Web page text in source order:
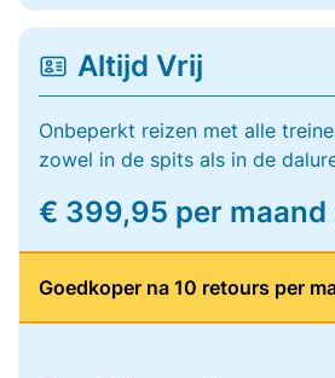
Altijd Vrij
Onbeperkt reizen met alle
zowel in de spits als in de
€ 399,95 per maand
Goedkoper na 10 retours per